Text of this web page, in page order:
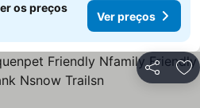
os preços
Ver preços
Partilhar